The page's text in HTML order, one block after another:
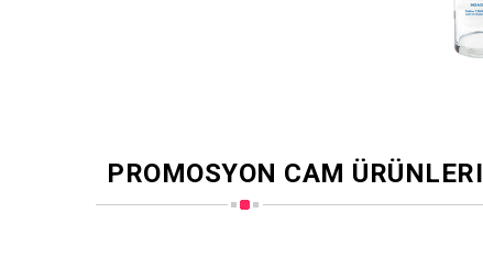
PROMOSYON CAM ÜRÜNLERI